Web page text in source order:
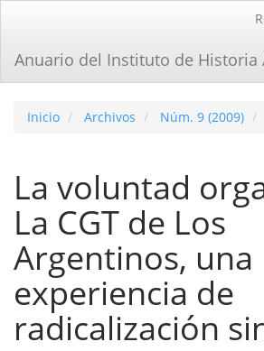
principal
Barra
Anuario del Instituto de Historia
Inicio Archivos Núm. 9 (2009)
La voluntad
La CGT de Los
Argentinos, una
experiencia de
radicalización